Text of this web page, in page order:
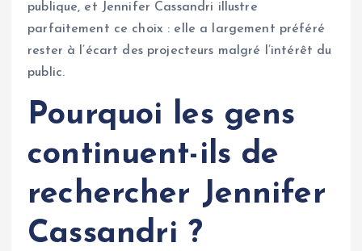
publique, et Jennifer Cassandri illustre
parfaitement ce choix : elle a largement préféré
rester à l’écart des projecteurs malgré l’intérêt du
public.
Pourquoi les gens
continuent-ils de
rechercher Jennifer
Cassandri ?